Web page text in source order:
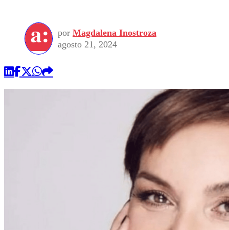
por Magdalena Inostroza
agosto 21, 2024